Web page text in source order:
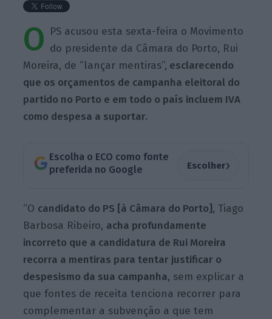
O PS acusou esta sexta-feira o Movimento
do presidente da Câmara do Porto, Rui
Moreira, de “lançar mentiras”, esclarecendo
que os orçamentos de campanha eleitoral do
partido no Porto e em todo o país incluem IVA
como despesa a suportar.
Escolha o ECO como fonte
preferida no Google
Escolher›
“O candidato do PS [à Câmara do Porto], Tiago
Barbosa Ribeiro, acha profundamente
incorreto que a candidatura de Rui Moreira
recorra a mentiras para tentar justificar o
despesismo da sua campanha, sem explicar a
que fontes de receita tenciona recorrer para
complementar a subvenção a que tem